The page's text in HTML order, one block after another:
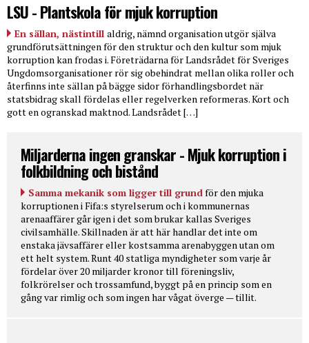
LSU - Plantskola för mjuk korruption
En sällan, nästintill aldrig, nämnd organisation utgör själva
grundförutsättningen för den struktur och den kultur som mjuk
korruption kan frodas i. Företrädarna för Landsrådet för Sveriges
Ungdomsorganisationer rör sig obehindrat mellan olika roller och
återfinns inte sällan på bägge sidor förhandlingsbordet när
statsbidrag skall fördelas eller regelverken reformeras. Kort och
gott en ogranskad maktnod. Landsrådet […]
Miljarderna ingen granskar - Mjuk korruption i
folkbildning och bistånd
Samma mekanik som ligger till grundför den mjuka
korruptionen i Fifa:s styrelserum och i kommunernas
arenaaffärer går igen i det som brukar kallas Sveriges
civilsamhälle. Skillnaden är att här handlar det inte om
enstaka jävsaffärer eller kostsamma arenabyggen utan om
ett helt system. Runt 40 statliga myndigheter som varje år
fördelar över 20 miljarder kronor till föreningsliv,
folkrörelser och trossamfund, byggt på en princip som en
gång var rimlig och som ingen har vågat överge — tillit.